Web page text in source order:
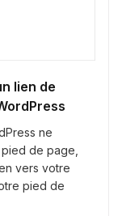
lien de
ne
de page,
vers votre
pied de